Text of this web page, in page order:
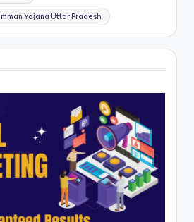
Yojana Uttar Pradesh